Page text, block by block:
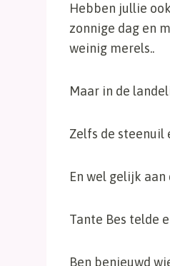
Hebben jullie
zonnige dag en
weinig merels..
Maar in de
Zelfs de
En wel gelijk
Tante Bes telde
Ben benieuwd